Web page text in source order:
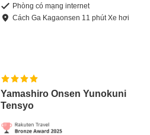
Phòng có mạng internet
CáchGa Kagaonsen 11 phútXe hơi
Yamashiro Onsen Yunokuni
Tensyo